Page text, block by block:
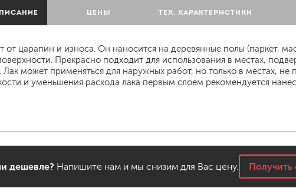
краски
спирит, ацетон
и цемента
профессиональная
очистители
ЦЕНЫ ТЕХ. ХАРАКТЕРИСТИКИ
царапин и износа. Он наносится на деревянные полы (паркет,
Прекрасно подходит для использования в местах,
может применяться для наружных работ, но только в местах,
и уменьшения расхода лака первым слоем рекомендуется
дешевле? Напишите нам и мы снизим для Вас цену. Получить